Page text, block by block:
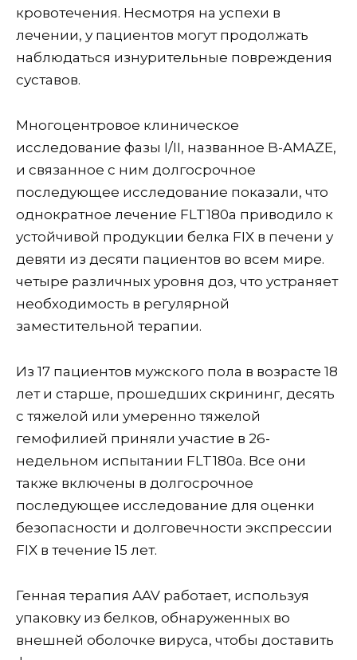
кровотечения. Несмотря на успехи в
лечении, у пациентов могут продолжать
наблюдаться изнурительные повреждения
суставов.
Многоцентровое клиническое
исследование фазы I/II, названное B-AMAZE,
и связанное с ним долгосрочное
последующее исследование показали, что
однократное лечение FLT180a приводило к
устойчивой продукции белка FIX в печени у
девяти из десяти пациентов во всем мире.
четыре различных уровня доз, что устраняет
необходимость в регулярной
заместительной терапии.
Из 17 пациентов мужского пола в возрасте 18
лет и старше, прошедших скрининг, десять
с тяжелой или умеренно тяжелой
гемофилией приняли участие в 26-
недельном испытании FLT180a. Все они
также включены в долгосрочное
последующее исследование для оценки
безопасности и долговечности экспрессии
FIX в течение 15 лет.
Генная терапия AAV работает, используя
упаковку из белков, обнаруженных во
внешней оболочке вируса, чтобы доставить